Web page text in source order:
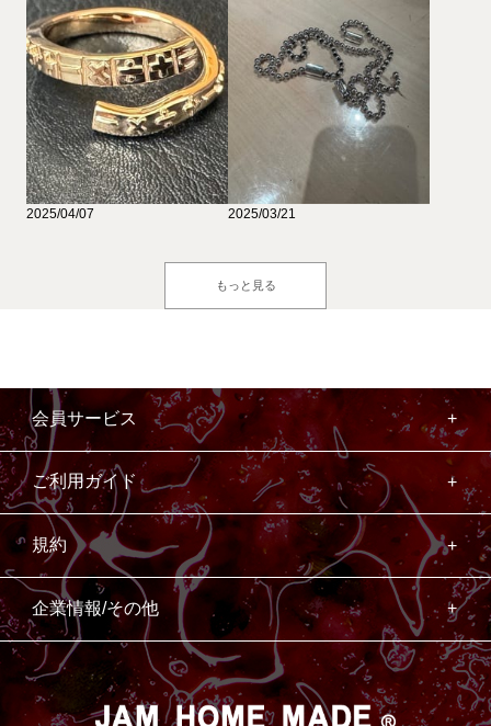
2025/04/07 2025/03/21
もっと見る
会員サービス
ご利用ガイド
規約
企業情報/その他